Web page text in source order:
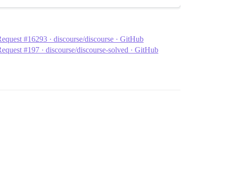
#16293 · discourse/discourse · GitHub
#197 · discourse/discourse-solved · GitHub